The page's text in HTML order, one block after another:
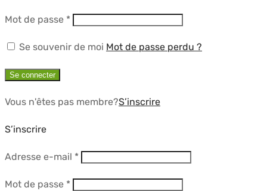
Mot de passe *Obligatoire
Se souvenir de moi Mot de passe perdu ?
Se connecter
Vous n'êtes pas membre?S’inscrire
S’inscrire
Adresse e-mail *Obligatoire
Mot de passe *Obligatoire